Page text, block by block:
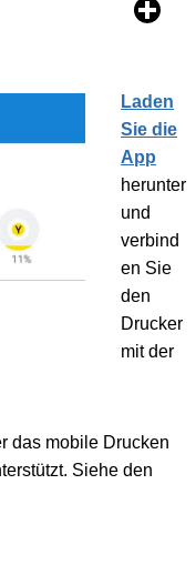
Laden
Sie die
App
herunter
und
verbind
en Sie
den
Drucker
mit der
das mobile Drucken
Siehe den